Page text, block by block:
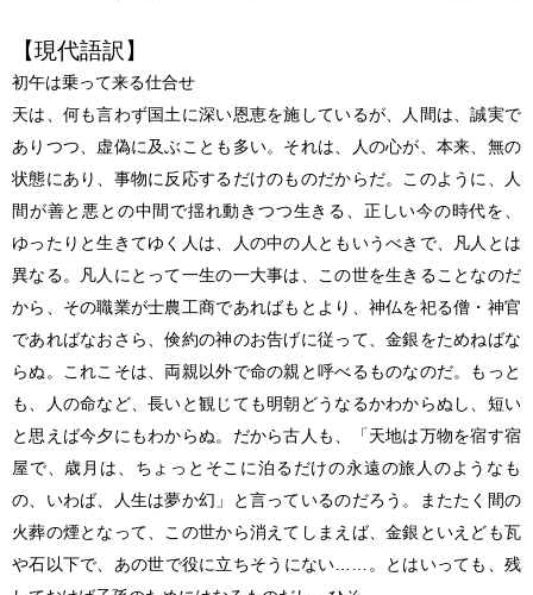
【現代語訳】
初午は乗って来る仕合せ
天は、何も言わず国土に深い恩恵を施しているが、人間は、誠実で
ありつつ、虚偽に及ぶことも多い。それは、人の心が、本来、無の
状態にあり、事物に反応するだけのものだからだ。このように、人
間が善と悪との中間で揺れ動きつつ生きる、正しい今の時代を、
ゆったりと生きてゆく人は、人の中の人ともいうべきで、凡人とは
異なる。凡人にとって一生の一大事は、この世を生きることなのだ
から、その職業が士農工商であればもとより、神仏を祀る僧・神官
であればなおさら、倹約の神のお告げに従って、金銀をためねばな
らぬ。これこそは、両親以外で命の親と呼べるものなのだ。もっと
も、人の命など、長いと観じても明朝どうなるかわからぬし、短い
と思えば今夕にもわからぬ。だから古人も、「天地は万物を宿す宿
屋で、歳月は、ちょっとそこに泊るだけの永遠の旅人のようなも
の、いわば、人生は夢か幻」と言っているのだろう。またたく間の
火葬の煙となって、この世から消えてしまえば、金銀といえども瓦
や石以下で、あの世で役に立ちそうにない……。とはいっても、残